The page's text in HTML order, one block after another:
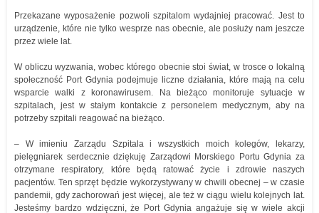
Przekazane wyposażenie pozwoli szpitalom wydajniej pracować. Jest to
urządzenie, które nie tylko wesprze nas obecnie, ale posłuży nam jeszcze
przez wiele lat.
W obliczu wyzwania, wobec którego obecnie stoi świat, w trosce o lokalną
społeczność Port Gdynia podejmuje liczne działania, które mają na celu
wsparcie walki z koronawirusem. Na bieżąco monitoruje sytuacje w
szpitalach, jest w stałym kontakcie z personelem medycznym, aby na
potrzeby szpitali reagować na bieżąco.
– W imieniu Zarządu Szpitala i wszystkich moich kolegów, lekarzy,
pielęgniarek serdecznie dziękuję Zarządowi Morskiego Portu Gdynia za
otrzymane respiratory, które będą ratować życie i zdrowie naszych
pacjentów. Ten sprzęt będzie wykorzystywany w chwili obecnej – w czasie
pandemii, gdy zachorowań jest więcej, ale też w ciągu wielu kolejnych lat.
Jesteśmy bardzo wdzięczni, że Port Gdynia angażuje się w wiele akcji